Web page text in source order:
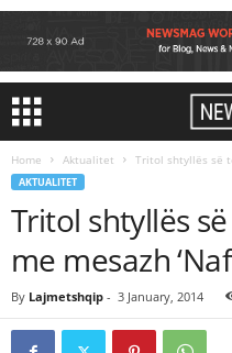
Home Aktualitet Tritol shtyllës së
AKTUALITET
Tritol shtyllës
me mesazh
By Lajmetshqip - 3 January, 2014